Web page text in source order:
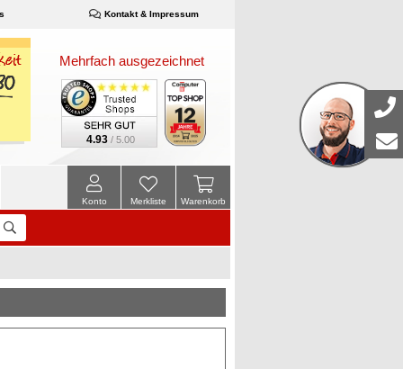
Kontakt & Impressum
Mehrfach ausgezeichnet
4.93 / 5.00
Warenkorb
Merkliste
Konto